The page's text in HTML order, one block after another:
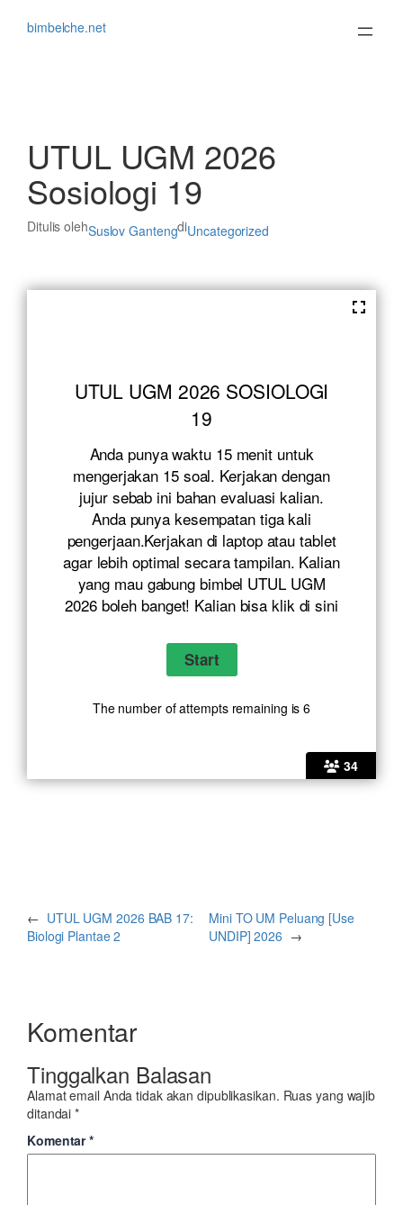
bimbelche.net
UTUL UGM 2026
Sosiologi 19
Ditulis olehSuslov GantengdiUncategorized
34
UTUL UGM 2026 SOSIOLOGI
19
Anda punya waktu 15 menit untuk
mengerjakan 15 soal. Kerjakan dengan
jujur sebab ini bahan evaluasi kalian.
Anda punya kesempatan tiga kali
pengerjaan.Kerjakan di laptop atau tablet
agar lebih optimal secara tampilan. Kalian
yang mau gabung bimbel UTUL UGM
2026 boleh banget! Kalian bisa klik di sini
The number of attempts remaining is 6
← UTUL UGM 2026 BAB 17:
Biologi Plantae 2
Mini TO UM Peluang [Use
UNDIP] 2026 →
Komentar
Tinggalkan Balasan
Alamat email Anda tidak akan dipublikasikan. Ruas yang wajib
ditandai*
Komentar*